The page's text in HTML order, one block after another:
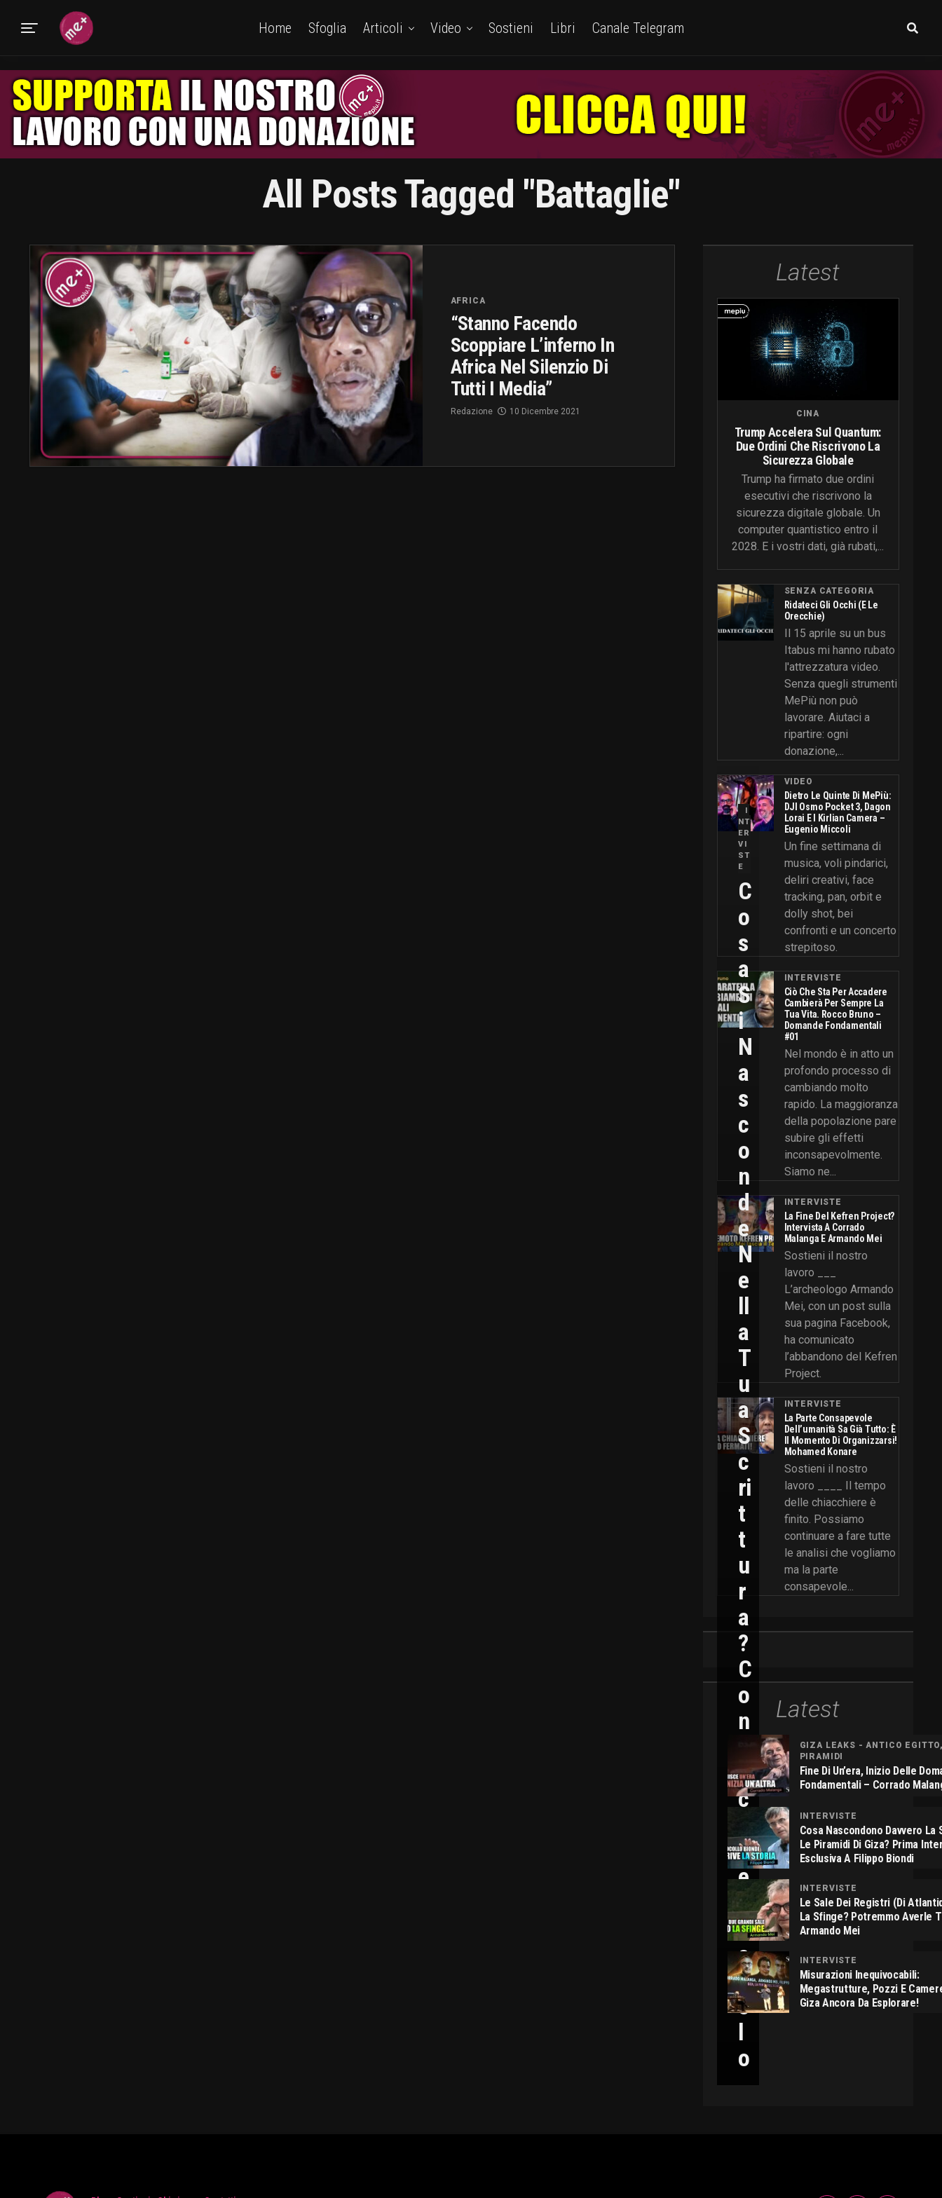
Home Sfoglia Articoli Video Sostieni Libri Canale Telegram
All Posts Tagged "battaglie"
AFRICA
“Stanno Facendo
Scoppiare L’inferno In
Africa Nel Silenzio Di
Tutti I Media”
Redazione 10 Dicembre 2021
Latest
CINA
Trump Accelera Sul Quantum:
Due Ordini Che Riscrivono La
Sicurezza Globale
Trump ha firmato due ordini
esecutivi che riscrivono la
sicurezza digitale globale. Un
computer quantistico entro il
2028. E i vostri dati, già rubati,...
SENZA CATEGORIA
Ridateci Gli Occhi (e Le
Orecchie)
Il 15 aprile su un bus
Itabus mi hanno rubato
l'attrezzatura video.
Senza quegli strumenti
MePiù non può
lavorare. Aiutaci a
ripartire: ogni
donazione,...
VIDEO
Dietro Le Quinte Di MePiù:
DJI Osmo Pocket 3, Dagon
Lorai E I Kirlian Camera –
Eugenio Miccoli
Un fine settimana di
musica, voli pindarici,
deliri creativi, face
tracking, pan, orbit e
dolly shot, bei
confronti e un concerto
strepitoso.
INTERVISTE
Ciò Che Sta Per Accadere
Cambierà Per Sempre La
Tua Vita. Rocco Bruno –
Domande Fondamentali
#01
Nel mondo è in atto un
profondo processo di
cambiando molto
rapido. La maggioranza
della popolazione pare
subire gli effetti
inconsapevolmente.
Siamo ne...
INTERVISTE
La Fine Del Kefren Project?
Intervista A Corrado
Malanga E Armando Mei
Sostieni il nostro
lavoro ___
L’archeologo Armando
Mei, con un post sulla
sua pagina Facebook,
ha comunicato
l’abbandono del Kefren
Project.
INTERVISTE
La Parte Consapevole
Dell’umanità Sa Già Tutto: È
Il Momento Di Organizzarsi!
Mohamed Konare
Sostieni il nostro
lavoro ____ Il tempo
delle chiacchiere è
finito. Possiamo
continuare a fare tutte
le analisi che vogliamo
ma la parte
consapevole...
Latest
I
NT
ER
VI
ST
E
C
O
S
A
S
I
N
A
S
C
O
N
D
E
N
E
Ll
A
T
U
A
S
C
Ri
T
T
U
R
A
?
C
O
N
I
C
L
E
C
I
C
C
O
L
O
GIZA LEAKS - ANTICO
PIRAMIDI
Fine Di Un’era, Inizio Delle
Fondamentali – Corrado
INTERVISTE
Cosa Nascondono Davvero La
Le Piramidi Di Giza? Prima
Esclusiva A Filippo Biondi
INTERVISTE
Le Sale Dei Registri (di
La Sfinge? Potremmo Averle
Armando Mei
INTERVISTE
Misurazioni Inequivocabili:
Megastrutture, Pozzi E
Giza Ancora Da Esplorare!